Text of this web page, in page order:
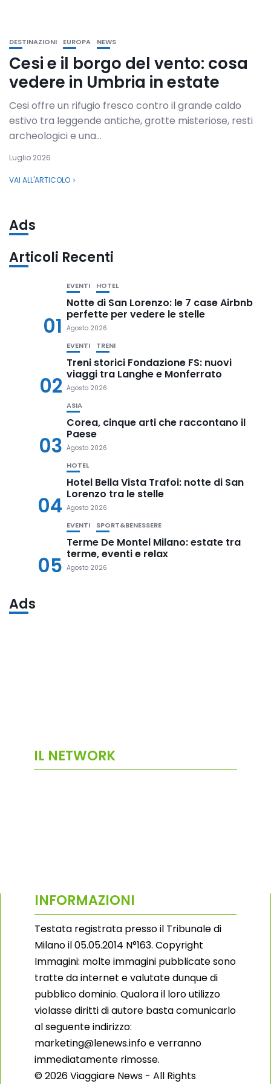
DESTINAZIONI EUROPA NEWS
Cesi e il borgo del vento: cosa
vedere in Umbria in estate
Cesi offre un rifugio fresco contro il grande caldo
estivo tra leggende antiche, grotte misteriose, resti
archeologici e una...
Luglio 2026
VAI ALL'ARTICOLO
Ads
Articoli Recenti
01
EVENTI HOTEL
Notte di San Lorenzo: le 7 case Airbnb
perfette per vedere le stelle
Agosto 2026
02
EVENTI TRENI
Treni storici Fondazione FS: nuovi
viaggi tra Langhe e Monferrato
Agosto 2026
03
ASIA
Corea, cinque arti che raccontano il
Paese
Agosto 2026
04
HOTEL
Hotel Bella Vista Trafoi: notte di San
Lorenzo tra le stelle
Agosto 2026
05
EVENTI SPORT&BENESSERE
Terme De Montel Milano: estate tra
terme, eventi e relax
Agosto 2026
Ads
IL NETWORK
INFORMAZIONI
Testata registrata presso il Tribunale di
Milano il 05.05.2014 N°163. Copyright
Immagini: molte immagini pubblicate sono
tratte da internet e valutate dunque di
pubblico dominio. Qualora il loro utilizzo
violasse diritti di autore basta comunicarlo
al seguente indirizzo:
marketing@lenews.info e verranno
immediatamente rimosse.
© 2026 Viaggiare News - All Rights